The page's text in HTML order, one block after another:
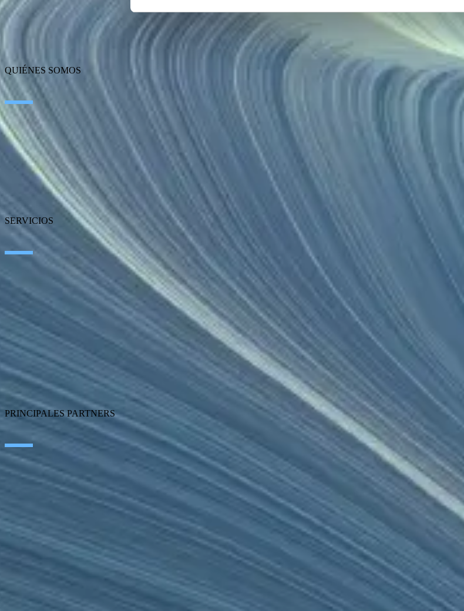
QUIÉNES SOMOS
Sobre SEIDOR
Noticias
Blog
Nuestras oficinas
Talento
Premios
Certificaciones
SERVICIOS
Inteligencia Artificial
Edge Technologies
Customer Experience
Employee Experience
ERP Ecosystem
Cloud
Application Modernization
Connectivity
Cybersecurity
SEIDOR Products
PRINCIPALES PARTNERS
SAP
Microsoft
AWS
Google Cloud
Cisco
Aviso legal y Política de Privacidad